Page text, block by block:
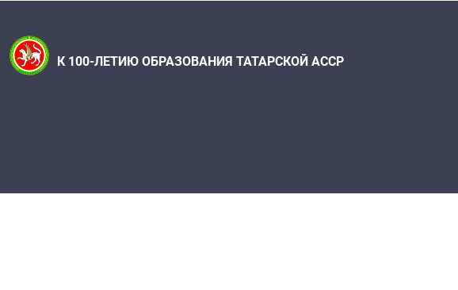
К 100-ЛЕТИЮ ОБРАЗОВАНИЯ ТАТАРСКОЙ АССР